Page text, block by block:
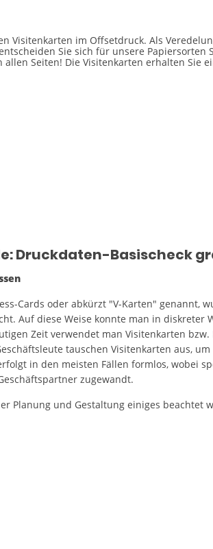
Visitenkarten im Offsetdruck. Als
Sie sich für unsere
Seiten! Die Visitenkarten erhalten Sie
Druckdaten-Basischeck
Cards oder abkürzt "V-Karten" genannt,
Auf diese Weise konnte man in
Zeit verwendet man Visitenkarten
tauschen Visitenkarten aus,
in den meisten Fällen formlos, wobei
zugewandt.
Planung und Gestaltung einiges beachtet